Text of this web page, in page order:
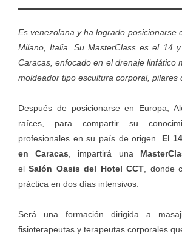
Es venezolana y ha logrado posicionarse
Milano, Italia. Su MasterClass es el 14
Caracas, enfocado en el drenaje linfático
moldeador tipo escultura corporal, pilares
Después de posicionarse en Europa,
raíces, para compartir su
profesionales en su país de origen. El
en Caracas, impartirá una
elSalón Oasis del Hotel CCT, donde
práctica en dos días intensivos.
Será una formación dirigida a
fisioterapeutas y terapeutas corporales